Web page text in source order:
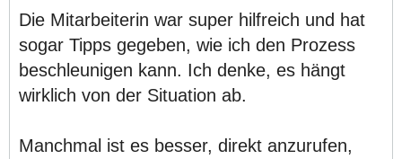
Die Mitarbeiterin war super hilfreich und hat
sogar Tipps gegeben, wie ich den Prozess
beschleunigen kann. Ich denke, es hängt
wirklich von der Situation ab.
Manchmal ist es besser, direkt anzurufen,